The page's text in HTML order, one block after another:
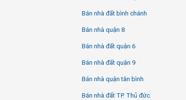
Bán nhà đất bình chánh
Bán nhà quận 8
Bán nhà đất quận 6
Bán nhà đất quận 9
Bán nhà quận tân bình
Bán nhà đất TP. Thủ đức